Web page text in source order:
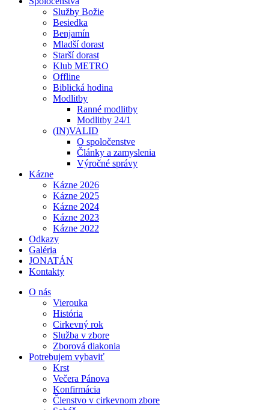
Služby Božie
Besiedka
Benjamín
Mladší dorast
Starší dorast
Klub METRO
Offline
Biblická hodina
Modlitby
Ranné modlitby
Modlitby 24/1
(IN)VALID
O spoločenstve
Články a zamyslenia
Výročné správy
Kázne
Kázne 2026
Kázne 2025
Kázne 2024
Kázne 2023
Kázne 2022
Odkazy
Galéria
JONATÁN
Kontakty
O nás
Vierouka
História
Cirkevný rok
Služba v zbore
Zborová diakonia
Potrebujem vybaviť
Krst
Večera Pánova
Konfirmácia
Členstvo v cirkevnom zbore